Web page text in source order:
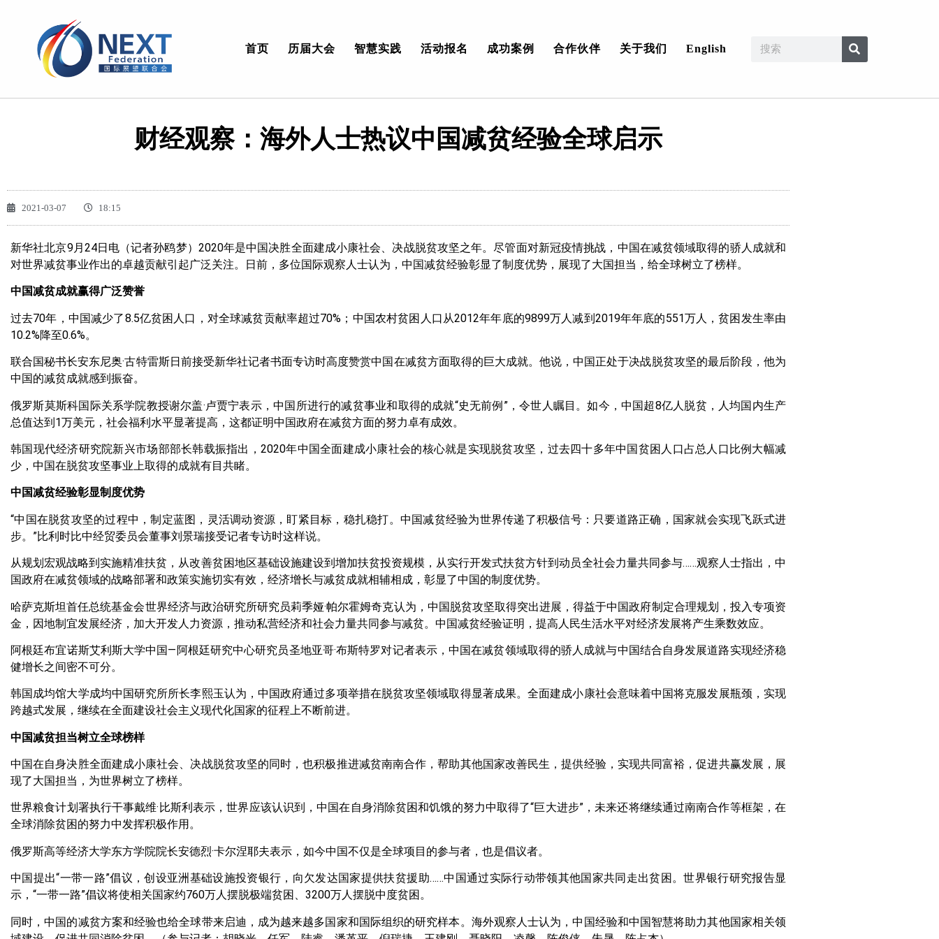
首页 历届大会 智慧实践 活动报名 成功案例 合作伙伴 关于我们 English
财经观察：海外人士热议中国减贫经验全球启示
2021-03-07 18:15
新华社北京9月24日电（记者孙鸥梦）2020年是中国决胜全面建成小康社会、决战脱贫攻坚之年。尽管面对新冠疫情挑战，中国在减贫领域取得的骄人成就和
对世界减贫事业作出的卓越贡献引起广泛关注。日前，多位国际观察人士认为，中国减贫经验彰显了制度优势，展现了大国担当，给全球树立了榜样。
中国减贫成就赢得广泛赞誉
过去70年，中国减少了8.5亿贫困人口，对全球减贫贡献率超过70%；中国农村贫困人口从2012年年底的9899万人减到2019年年底的551万人，贫困发生率由
10.2%降至0.6%。
联合国秘书长安东尼奥·古特雷斯日前接受新华社记者书面专访时高度赞赏中国在减贫方面取得的巨大成就。他说，中国正处于决战脱贫攻坚的最后阶段，他为
中国的减贫成就感到振奋。
俄罗斯莫斯科国际关系学院教授谢尔盖·卢贾宁表示，中国所进行的减贫事业和取得的成就“史无前例”，令世人瞩目。如今，中国超8亿人脱贫，人均国内生产
总值达到1万美元，社会福利水平显著提高，这都证明中国政府在减贫方面的努力卓有成效。
韩国现代经济研究院新兴市场部部长韩载振指出，2020年中国全面建成小康社会的核心就是实现脱贫攻坚，过去四十多年中国贫困人口占总人口比例大幅减
少，中国在脱贫攻坚事业上取得的成就有目共睹。
中国减贫经验彰显制度优势
“中国在脱贫攻坚的过程中，制定蓝图，灵活调动资源，盯紧目标，稳扎稳打。中国减贫经验为世界传递了积极信号：只要道路正确，国家就会实现飞跃式进
步。”比利时比中经贸委员会董事刘景瑞接受记者专访时这样说。
从规划宏观战略到实施精准扶贫，从改善贫困地区基础设施建设到增加扶贫投资规模，从实行开发式扶贫方针到动员全社会力量共同参与……观察人士指出，中
国政府在减贫领域的战略部署和政策实施切实有效，经济增长与减贫成就相辅相成，彰显了中国的制度优势。
哈萨克斯坦首任总统基金会世界经济与政治研究所研究员莉季娅·帕尔霍姆奇克认为，中国脱贫攻坚取得突出进展，得益于中国政府制定合理规划，投入专项资
金，因地制宜发展经济，加大开发人力资源，推动私营经济和社会力量共同参与减贫。中国减贫经验证明，提高人民生活水平对经济发展将产生乘数效应。
阿根廷布宜诺斯艾利斯大学中国—阿根廷研究中心研究员圣地亚哥·布斯特罗对记者表示，中国在减贫领域取得的骄人成就与中国结合自身发展道路实现经济稳
健增长之间密不可分。
韩国成均馆大学成均中国研究所所长李熙玉认为，中国政府通过多项举措在脱贫攻坚领域取得显著成果。全面建成小康社会意味着中国将克服发展瓶颈，实现
跨越式发展，继续在全面建设社会主义现代化国家的征程上不断前进。
中国减贫担当树立全球榜样
中国在自身决胜全面建成小康社会、决战脱贫攻坚的同时，也积极推进减贫南南合作，帮助其他国家改善民生，提供经验，实现共同富裕，促进共赢发展，展
现了大国担当，为世界树立了榜样。
世界粮食计划署执行干事戴维·比斯利表示，世界应该认识到，中国在自身消除贫困和饥饿的努力中取得了“巨大进步”，未来还将继续通过南南合作等框架，在
全球消除贫困的努力中发挥积极作用。
俄罗斯高等经济大学东方学院院长安德烈·卡尔涅耶夫表示，如今中国不仅是全球项目的参与者，也是倡议者。
中国提出“一带一路”倡议，创设亚洲基础设施投资银行，向欠发达国家提供扶贫援助……中国通过实际行动带领其他国家共同走出贫困。世界银行研究报告显
示，“一带一路”倡议将使相关国家约760万人摆脱极端贫困、3200万人摆脱中度贫困。
同时，中国的减贫方案和经验也给全球带来启迪，成为越来越多国家和国际组织的研究样本。海外观察人士认为，中国经验和中国智慧将助力其他国家相关领